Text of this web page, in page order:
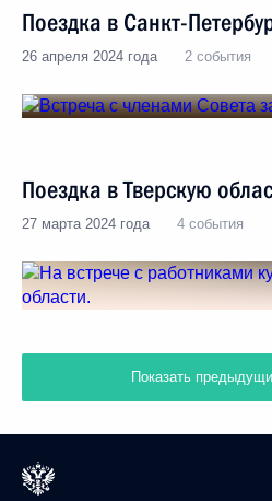
Поездка в Санкт-
26 апреля 2024 года 2 события
Поездка в Тверскую
27 марта 2024 года 4 события
Показать